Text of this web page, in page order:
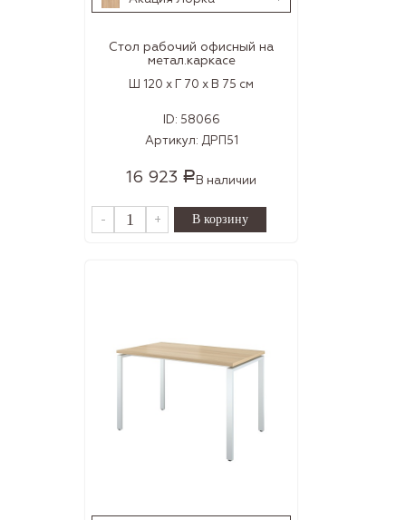
Стол рабочий офисный на
метал.каркасе
Ш 120 x Г 70 x В 75 см
ID: 58066
Артикул: ДРП51
16 923 Р В наличии
- +